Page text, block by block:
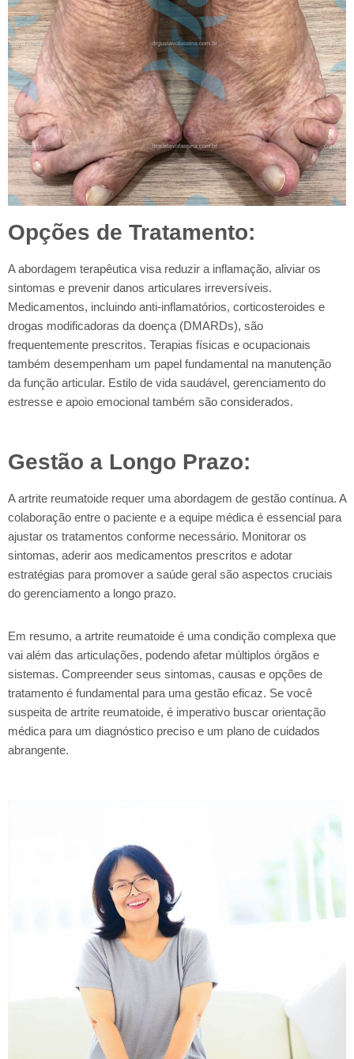
Opções de Tratamento:
A abordagem terapêutica visa reduzir a inflamação, aliviar os
sintomas e prevenir danos articulares irreversíveis.
Medicamentos, incluindo anti-inflamatórios, corticosteroides e
drogas modificadoras da doença (DMARDs), são
frequentemente prescritos. Terapias físicas e ocupacionais
também desempenham um papel fundamental na manutenção
da função articular. Estilo de vida saudável, gerenciamento do
estresse e apoio emocional também são considerados.
Gestão a Longo Prazo:
A artrite reumatoide requer uma abordagem de gestão contínua. A
colaboração entre o paciente e a equipe médica é essencial para
ajustar os tratamentos conforme necessário. Monitorar os
sintomas, aderir aos medicamentos prescritos e adotar
estratégias para promover a saúde geral são aspectos cruciais
do gerenciamento a longo prazo.
Em resumo, a artrite reumatoide é uma condição complexa que
vai além das articulações, podendo afetar múltiplos órgãos e
sistemas. Compreender seus sintomas, causas e opções de
tratamento é fundamental para uma gestão eficaz. Se você
suspeita de artrite reumatoide, é imperativo buscar orientação
médica para um diagnóstico preciso e um plano de cuidados
abrangente.